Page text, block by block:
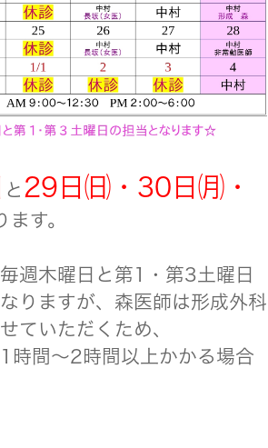
と 29日㈰・30日㈪・
す。
週木曜日と第1・第3土曜日
りますが、森医師は形成外科
ていただくため、
時間～2時間以上かかる場合